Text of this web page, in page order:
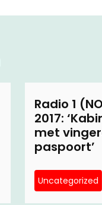
Radio 1
2017:
met
paspoort’
Uncategorized